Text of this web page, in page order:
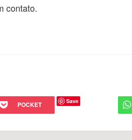
contato.
POCKET Save